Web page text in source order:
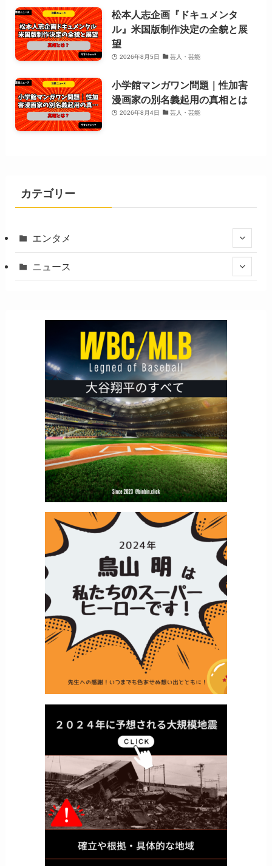
松本人志企画『ドキュメンタ
ル』米国版制作決定の全貌と展
望
2026年8月5日 芸人・芸能
小学館マンガワン問題｜性加害
漫画家の別名義起用の真相とは
2026年8月4日 芸人・芸能
カテゴリー
エンタメ
ニュース